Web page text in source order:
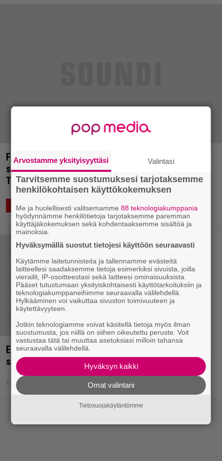
Festivaaliraportti: Rap metal ja Aussien metalcore
sulattivat kivisemmätkin sydämet – Kolme päivää
Tuskaa soundilaisten silmin
MIELIPIDE 6.7.2018 12:00
Eyehategod-liideri arveluttavassa kunnossa –
saapuuko yhtye Suomeen?
17.2.2015 22:05
Arvostamme yksityisyyttäsi Valintasi
Tarvitsemme suostumuksesi tarjotaksemme
henkilökohtaisen käyttökokemuksen
Me ja huolellisesti valitsemamme88 teknologiakumppania
hyödynnämme henkilötietoja tarjotaksemme paremman
käyttäjäkokemuksen sekä kohdentaaksemme sisältöä ja
mainoksia.
Hyväksymällä suostut tietojesi käyttöön seuraavasti
Käytämme laitetunnisteita ja tallennamme evästeitä
laitteellesi saadaksemme tietoja esimerkiksi sivuista, joilla
vierailit, IP-osoitteestasi sekä laitteesi ominaisuuksista.
Pääset tutustumaan yksityiskohtaisesti käyttötarkoituksiin ja
teknologiakumppaneihimme seuraavalla välilehdellä.
Hylkääminen voi vaikuttaa sivuston toimivuuteen ja
käytettävyyteen.
Jotkin teknologiamme voivat käsitellä tietoja myös ilman
suostumusta, jos niillä on siihen oikeutettu peruste. Voit
vastustaa tätä tai muuttaa asetuksiasi milloin tahansa
seuraavalla välilehdellä.
Hyväksyn kaikki
Omat valintani
Tietosuojakäytäntömme